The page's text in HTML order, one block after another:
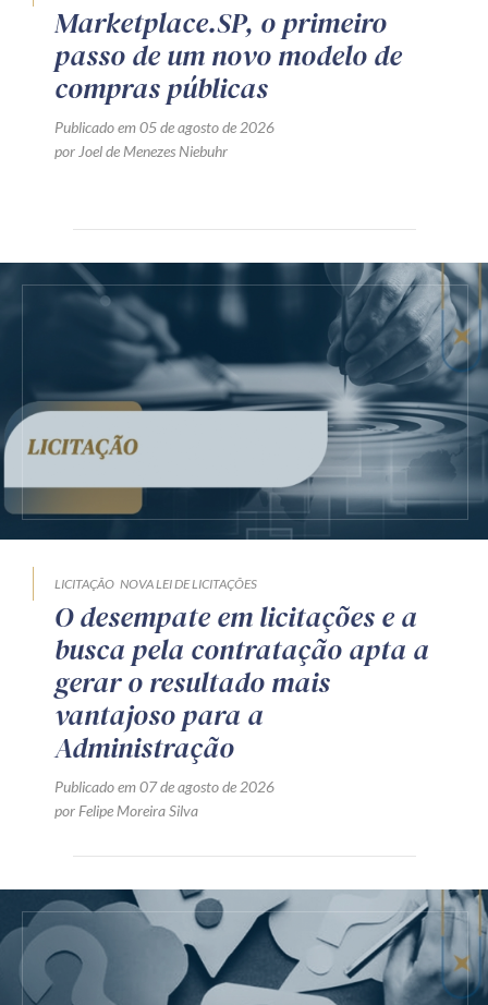
Marketplace.SP, o primeiro
passo de um novo modelo de
compras públicas
Publicado em 05 de agosto de 2026
por Joel de Menezes Niebuhr
LICITAÇÃO NOVA LEI DE LICITAÇÕES
O desempate em licitações e a
busca pela contratação apta a
gerar o resultado mais
vantajoso para a
Administração
Publicado em 07 de agosto de 2026
por Felipe Moreira Silva